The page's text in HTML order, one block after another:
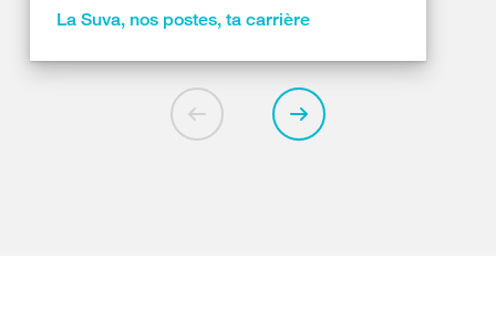
La Suva, nos postes, ta carrière